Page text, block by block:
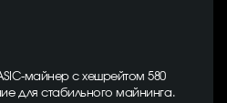
майнер с хешрейтом 580
для стабильного майнинга.